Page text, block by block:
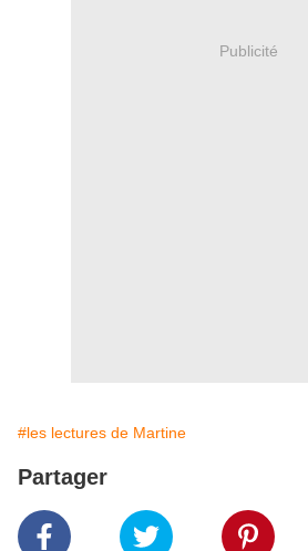
Publicité
#les lectures de Martine
Partager